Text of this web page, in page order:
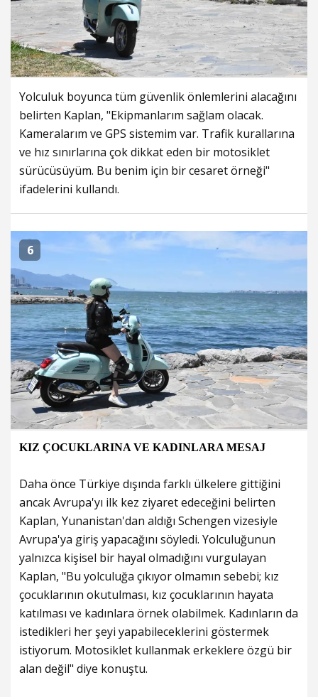
Yolculuk boyunca tüm güvenlik önlemlerini alacağını
belirten Kaplan, "Ekipmanlarım sağlam olacak.
Kameralarım ve GPS sistemim var. Trafik kurallarına
ve hız sınırlarına çok dikkat eden bir motosiklet
sürücüsüyüm. Bu benim için bir cesaret örneği"
ifadelerini kullandı.
6
KIZ ÇOCUKLARINA VE KADINLARA MESAJ
Daha önce Türkiye dışında farklı ülkelere gittiğini
ancak Avrupa'yı ilk kez ziyaret edeceğini belirten
Kaplan, Yunanistan'dan aldığı Schengen vizesiyle
Avrupa'ya giriş yapacağını söyledi. Yolculuğunun
yalnızca kişisel bir hayal olmadığını vurgulayan
Kaplan, "Bu yolculuğa çıkıyor olmamın sebebi; kız
çocuklarının okutulması, kız çocuklarının hayata
katılması ve kadınlara örnek olabilmek. Kadınların da
istedikleri her şeyi yapabileceklerini göstermek
istiyorum. Motosiklet kullanmak erkeklere özgü bir
alan değil" diye konuştu.